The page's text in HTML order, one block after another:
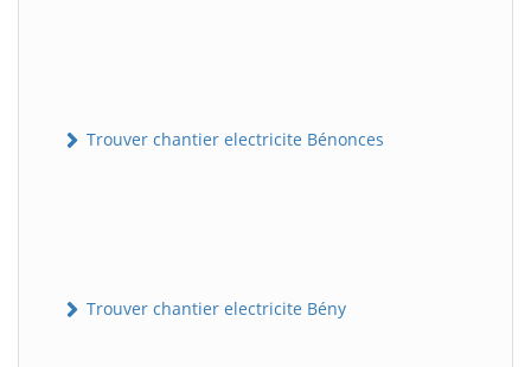
Trouver chantier electricite Bénonces
Trouver chantier electricite Bény